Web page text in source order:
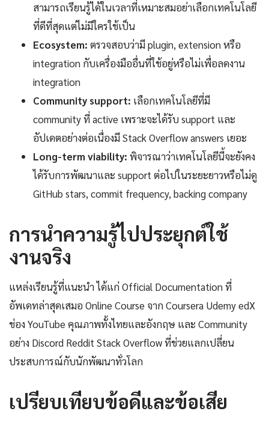
สามารถเรียนรู้ได้ในเวลาที่เหมาะสมอย่าเลือกเทคโนโลยี
ที่ดีที่สุดแต่ไม่มีใครใช้เป็น
Ecosystem: ตรวจสอบว่ามี plugin, extension หรือ
integration กับเครื่องมืออื่นที่ใช้อยู่หรือไม่เพื่อลดงาน
integration
Community support: เลือกเทคโนโลยีที่มี
community ที่ active เพราะจะได้รับ support และ
อัปเดตอย่างต่อเนื่องมี Stack Overflow answers เยอะ
Long-term viability: พิจารณาว่าเทคโนโลยีนี้จะยังคง
ได้รับการพัฒนาและ support ต่อไปในระยะยาวหรือไม่ดู
GitHub stars, commit frequency, backing company
การนำความรู้ไปประยุกต์ใช้
งานจริง
แหล่งเรียนรู้ที่แนะนำ ได้แก่ Official Documentation ที่
อัพเดทล่าสุดเสมอ Online Course จาก Coursera Udemy edX
ช่อง YouTube คุณภาพทั้งไทยและอังกฤษ และ Community
อย่าง Discord Reddit Stack Overflow ที่ช่วยแลกเปลี่ยน
ประสบการณ์กับนักพัฒนาทั่วโลก
เปรียบเทียบข้อดีและข้อเสีย